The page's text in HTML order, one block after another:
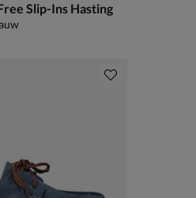
Slip-Ins Hasting